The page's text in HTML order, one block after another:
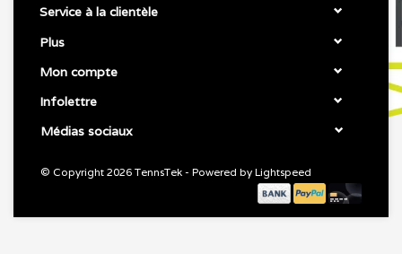
Service à la clientèle
Plus
Mon compte
Infolettre
Médias sociaux
© Copyright 2026 TennsTek - Powered by Lightspeed